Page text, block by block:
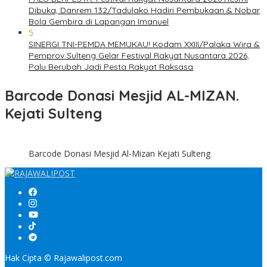
Dibuka, Danrem 132/Tadulako Hadiri Pembukaan & Nobar
Bola Gembira di Lapangan Imanuel
5
SINERGI TNI-PEMDA MEMUKAU! Kodam XXIII/Palaka Wira &
Pemprov Sulteng Gelar Festival Rakyat Nusantara 2026,
Palu Berubah Jadi Pesta Rakyat Raksasa
Barcode Donasi Mesjid AL-MIZAN.
Kejati Sulteng
Barcode Donasi Mesjid Al-Mizan Kejati Sulteng
Hak Cipta © Rajawalipost.com